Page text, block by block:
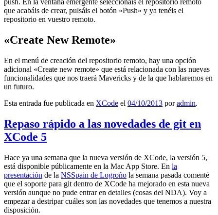
push. En la ventana emergente seleccionáis el repositorio remoto
que acabáis de crear, pulsáis el botón «Push» y ya tenéis el
repositorio en vuestro remoto.
«Create New Remote»
En el menú de creación del repositorio remoto, hay una opción
adicional «Create new remote» que está relacionada con las nuevas
funcionalidades que nos traerá Mavericks y de la que hablaremos en
un futuro.
Esta entrada fue publicada en XCode el 04/10/2013 poradmin.
Repaso rápido a las novedades de git en
XCode 5
Hace ya una semana que la nueva versión de XCode, la versión 5,
está disponible públicamente en la Mac App Store. En la
presentación de la NSSpain de Logroño la semana pasada comenté
que el soporte para git dentro de XCode ha mejorado en esta nueva
versión aunque no pude entrar en detalles (cosas del NDA). Voy a
empezar a destripar cuáles son las novedades que tenemos a nuestra
disposición.